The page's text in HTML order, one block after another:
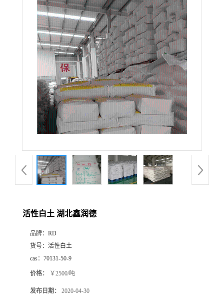
活性白土 湖北鑫润德
品牌： RD
货号： 活性白土
cas： 70131-50-9
价格： ￥2500/吨
发布日期： 2020-04-30